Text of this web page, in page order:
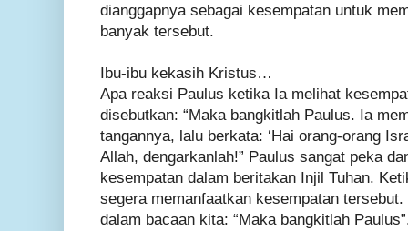
dianggapnya sebagai kesempatan untuk
banyak tersebut.
Ibu-ibu kekasih Kristus…
Apa reaksi Paulus ketika Ia melihat
disebutkan: “Maka bangkitlah Paulus. Ia
tangannya, lalu berkata: ‘Hai orang-orang
Allah, dengarkanlah!” Paulus sangat peka
kesempatan dalam beritakan Injil Tuhan.
segera memanfaatkan kesempatan
dalam bacaan kita: “Maka bangkitlah